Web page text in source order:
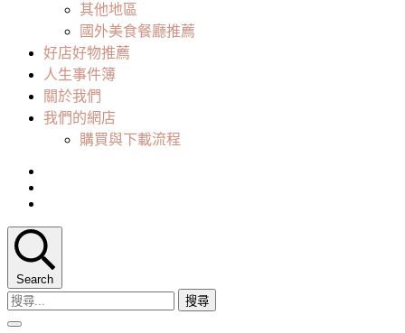
其他地區
國外美食餐廳推薦
好店好物推薦
人生事件簿
關於我們
我們的網店
購買與下載流程
Search
搜
尋